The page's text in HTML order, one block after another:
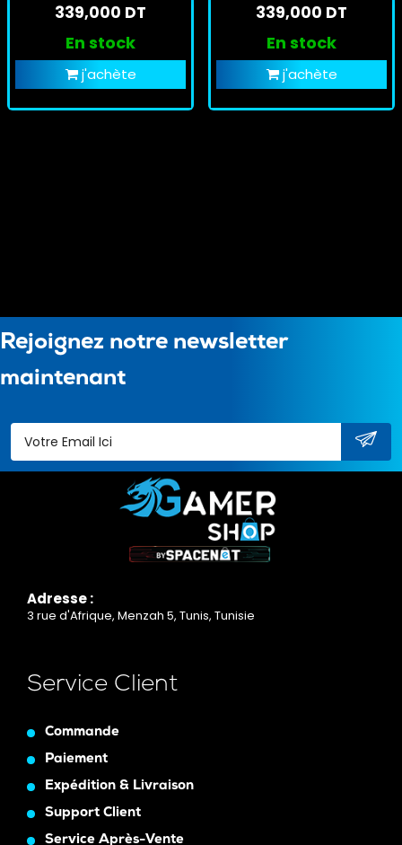
339,000 DT
En stock
j'achète
339,000 DT
En stock
j'achète
Rejoignez notre newsletter
maintenant
Adresse :
3 rue d'Afrique, Menzah 5, Tunis, Tunisie
Service Client
Commande
Paiement
Expédition & Livraison
Support Client
Service Après-Vente